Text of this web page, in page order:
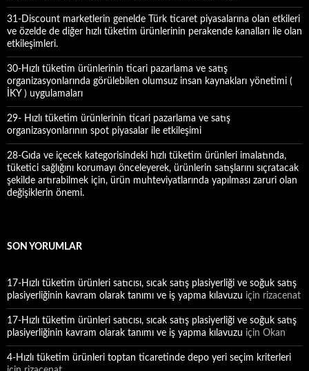
31-Discount marketlerin genelde Türk ticaret piyasalarına olan etkileri
ve özelde de diğer hızlı tüketim ürünlerinin perakende kanalları ile olan
etkileşimleri.
30-Hızlı tüketim ürünlerinin ticari pazarlama ve satış
organizasyonlarında görülebilen olumsuz insan kaynakları yönetimi (
İKY ) uygulamaları
29- Hızlı tüketim ürünlerinin ticari pazarlama ve satış
organizasyonlarının spot piyasalar ile etkileşimi
28-Gıda ve içecek kategorisindeki hızlı tüketim ürünleri imalatında,
tüketici sağlığını korumayı önceleyerek, ürünlerin satışlarını sıçratacak
şekilde artırabilmek için, ürün muhteviyatlarında yapılması zaruri olan
değişiklerin önemi.
SON YORUMLAR
17-Hızlı tüketim ürünleri satıcısı, sıcak satış plasiyerliği ve soğuk satış
plasiyerliğinin kavram olarak tanımı ve iş yapma kılavuzu için rizacenat
17-Hızlı tüketim ürünleri satıcısı, sıcak satış plasiyerliği ve soğuk satış
plasiyerliğinin kavram olarak tanımı ve iş yapma kılavuzu için Okan
4-Hızlı tüketim ürünleri toptan ticaretinde depo yeri seçim kriterleri